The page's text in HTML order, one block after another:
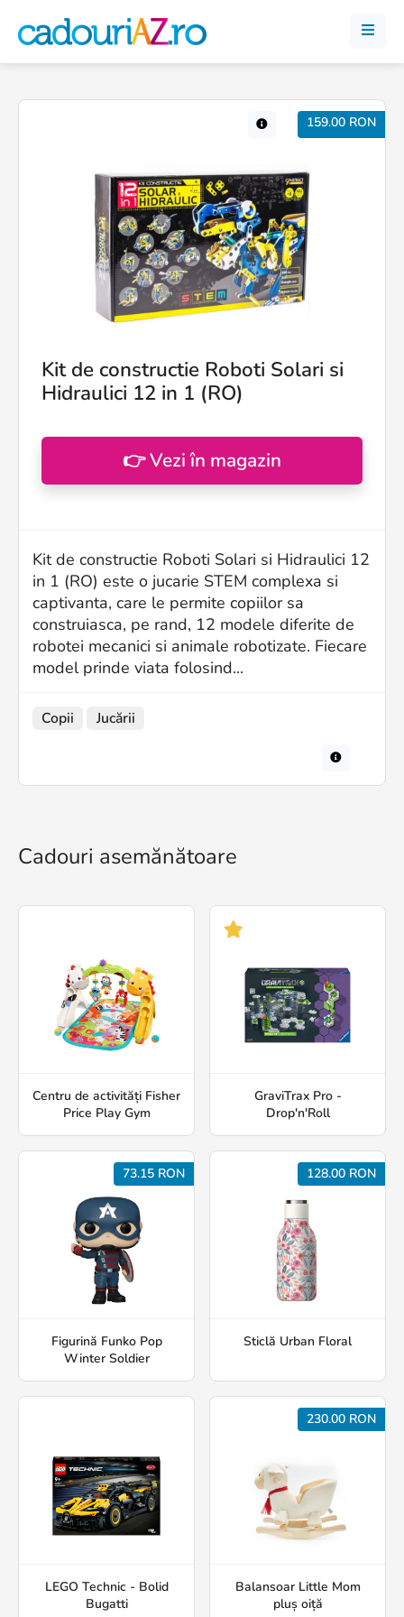
159.00 RON
Kit de constructie Roboti Solari si
Hidraulici 12 in 1 (RO)
👉 Vezi în magazin
Kit de constructie Roboti Solari si Hidraulici 12
in 1 (RO) este o jucarie STEM complexa si
captivanta, care le permite copiilor sa
construiasca, pe rand, 12 modele diferite de
robotei mecanici si animale robotizate. Fiecare
model prinde viata folosind...
Copii Jucării
Cadouri asemănătoare
Centru de activități Fisher
Price Play Gym
GraviTrax Pro -
Drop'n'Roll
73.15 RON
Figurină Funko Pop
Winter Soldier
128.00 RON
Sticlă Urban Floral
LEGO Technic - Bolid
Bugatti
230.00 RON
Balansoar Little Mom
pluș oiță